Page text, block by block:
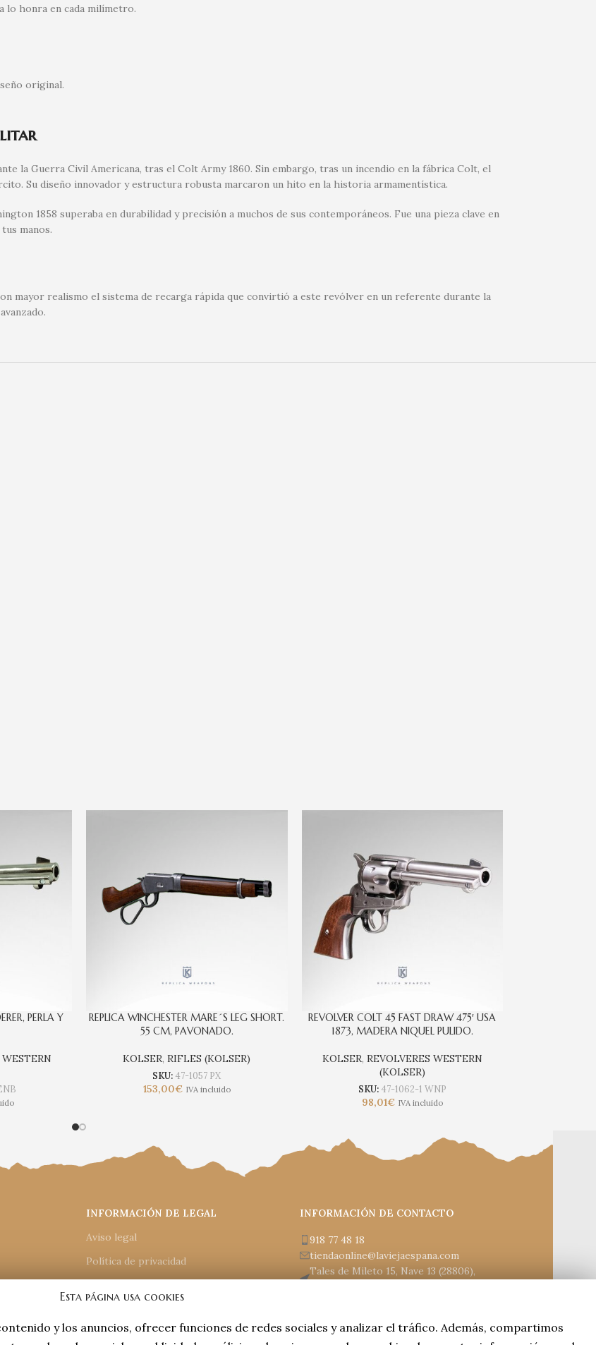
lo honra en cada milímetro.
original.
la Guerra Civil Americana, tras el Colt Army 1860. Sin embargo, tras un incendio en la fábrica Colt, el
Su diseño innovador y estructura robusta marcaron un hito en la historia armamentística.
1858 superaba en durabilidad y precisión a muchos de sus contemporáneos. Fue una pieza clave en
manos.
mayor realismo el sistema de recarga rápida que convirtió a este revólver en un referente durante la
PERLA Y
WESTERN
REPLICA WINCHESTER MARE´S LEG SHORT.
55 CM, PAVONADO.
KOLSER,RIFLES (KOLSER)
SKU: 47-1057 PX
153,00€ IVA incluido
REVOLVER COLT 45 FAST DRAW 475′ USA
1873, MADERA NIQUEL PULIDO.
KOLSER, REVOLVERES WESTERN
(KOLSER)
SKU: 47-1062-1 WNP
98,01€ IVA incluido
INFORMACIÓN DE LEGAL
Aviso legal
Política de privacidad
Mapa del sitio
INFORMACIÓN DE CONTACTO
918 77 48 18
tiendaonline@laviejaespana.com
Tales de Mileto 15, Nave 13 (28806),
Esta página usa cookies
y los anuncios, ofrecer funciones de redes sociales y analizar el tráfico. Además, compartimos